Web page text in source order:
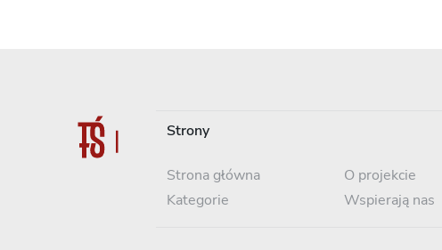
Strony
Strona główna
Kategorie
O projekcie
Wspierają nas